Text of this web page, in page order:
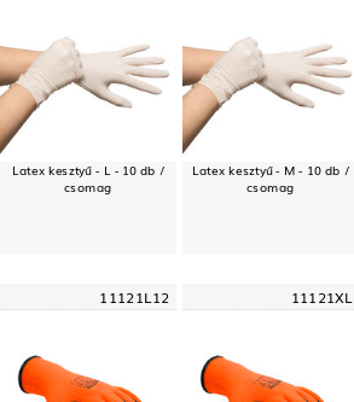
Latex kesztyű - L - 10 db /
csomag
Latex kesztyű - M - 10 db /
csomag
11121L12 11121XL